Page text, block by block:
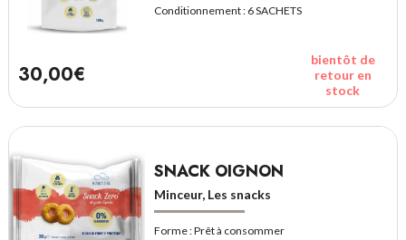
Conditionnement : 6 SACHETS
30,00€
bientôt de
retour en
stock
SNACK OIGNON
Minceur, Les snacks
Forme :Prêt à consommer